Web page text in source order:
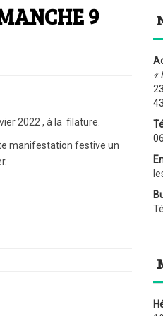
9
2022 , à la filature.
manifestation festive un
«